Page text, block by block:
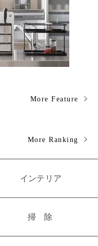
More Feature
More Ranking
インテリア
掃除